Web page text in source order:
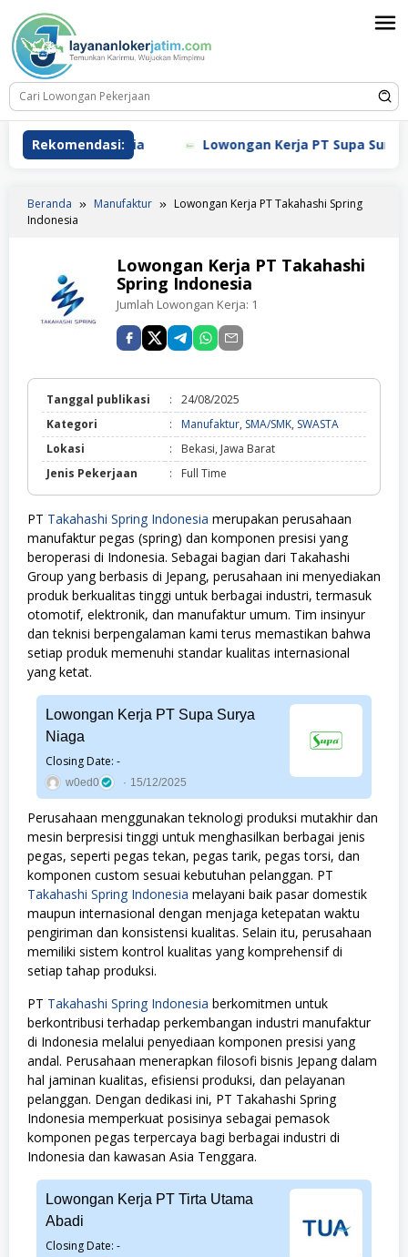
konten
Rekomendasi:
Indonesia Lowongan Kerja PT Supa Surya
Beranda Manufaktur
Lowongan Kerja PT Takahashi Spring
Indonesia
Lowongan Kerja PT Takahashi
Spring Indonesia
Jumlah Lowongan Kerja: 1
Tanggal publikasi :
24/08/2025
Kategori
: Manufaktur, SMA/SMK, SWASTA
SMA/SMK,
Lokasi :
Bekasi, Jawa Barat
Jenis Pekerjaan
: Full Time
PT Takahashi Spring Indonesia merupakan perusahaan
manufaktur pegas (spring) dan komponen presisi yang
beroperasi di Indonesia. Sebagai bagian dari Takahashi
Group yang berbasis di Jepang, perusahaan ini menyediakan
produk berkualitas tinggi untuk berbagai industri, termasuk
otomotif, elektronik, dan manufaktur umum. Tim insinyur
dan teknisi berpengalaman kami terus memastikan bahwa
setiap produk memenuhi standar kualitas internasional
yang ketat.
Lowongan Kerja PT Supa Surya
Niaga
Closing Date: -
w0ed0 15/12/2025
Perusahaan menggunakan teknologi produksi mutakhir dan
mesin berpresisi tinggi untuk menghasilkan berbagai jenis
pegas, seperti pegas tekan, pegas tarik, pegas torsi, dan
komponen custom sesuai kebutuhan pelanggan. PT
Takahashi Spring Indonesia melayani baik pasar domestik
maupun internasional dengan menjaga ketepatan waktu
pengiriman dan konsistensi kualitas. Selain itu, perusahaan
memiliki sistem kontrol kualitas yang komprehensif di
setiap tahap produksi.
PT Takahashi Spring Indonesia berkomitmen untuk
berkontribusi terhadap perkembangan industri manufaktur
di Indonesia melalui penyediaan komponen presisi yang
andal. Perusahaan menerapkan filosofi bisnis Jepang dalam
hal jaminan kualitas, efisiensi produksi, dan pelayanan
pelanggan. Dengan dedikasi ini, PT Takahashi Spring
Indonesia memperkuat posisinya sebagai pemasok
komponen pegas terpercaya bagi berbagai industri di
Indonesia dan kawasan Asia Tenggara.
Lowongan Kerja PT Tirta Utama
Abadi
Closing Date: -